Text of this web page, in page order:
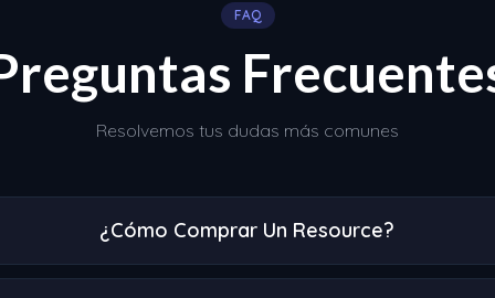
FAQ
Resolvemos tus dudas más comunes
¿Cómo Comprar Un Resource?